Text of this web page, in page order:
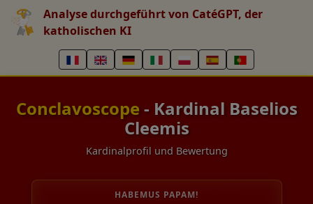
Analyse durchgeführt von CatéGPT, der
katholischen KI
Conclavoscope - Kardinal Baselios
Cleemis
Kardinalprofil und Bewertung
HABEMUS PAPAM!